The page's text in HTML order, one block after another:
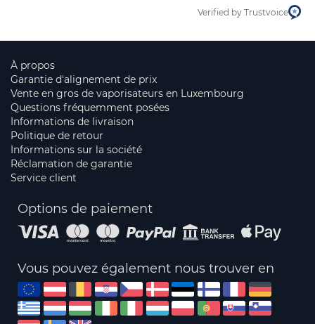
Verified by Trustvoice
À propos
Garantie d'alignement de prix
Vente en gros de vaporisateurs en Luxembourg
Questions fréquemment posées
Informations de livraison
Politique de retour
Informations sur la société
Réclamation de garantie
Service client
Options de paiement
Vous pouvez également nous trouver en